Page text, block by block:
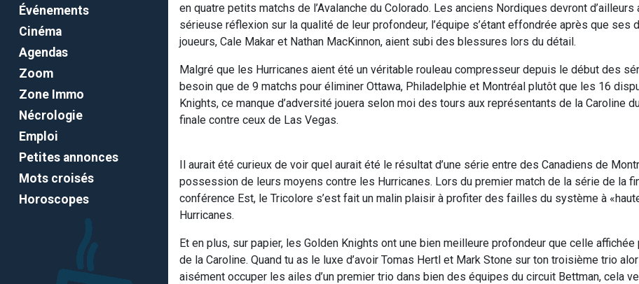
Événements
Cinéma
Agendas
Zoom
Zone Immo
Nécrologie
Emploi
Petites annonces
Mots croisés
Horoscopes
en quatre petits matchs de l’Avalanche du Colorado. Les anciens Nordiques devront d’ailleurs
sérieuse réflexion sur la qualité de leur profondeur, l’équipe s’étant effondrée après que ses
joueurs, Cale Makar et Nathan MacKinnon, aient subi des blessures lors du détail.
Malgré que les Hurricanes aient été un véritable rouleau compresseur depuis le début des
besoin que de 9 matchs pour éliminer Ottawa, Philadelphie et Montréal plutôt que les 16
Knights, ce manque d’adversité jouera selon moi des tours aux représentants de la Caroline
finale contre ceux de Las Vegas.
Il aurait été curieux de voir quel aurait été le résultat d’une série entre des Canadiens de
possession de leurs moyens contre les Hurricanes. Lors du premier match de la série de la
conférence Est, le Tricolore s’est fait un malin plaisir à profiter des failles du système à
Hurricanes.
Et en plus, sur papier, les Golden Knights ont une bien meilleure profondeur que celle affichée
de la Caroline. Quand tu as le luxe d’avoir Tomas Hertl et Mark Stone sur ton troisième trio
aisément occuper les ailes d’un premier trio dans bien des équipes du circuit Bettman, cela